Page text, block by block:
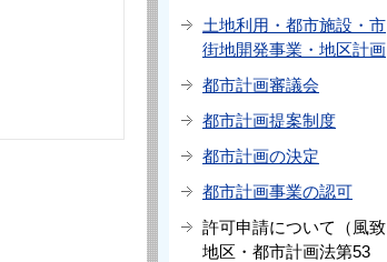
土地利用・都市施設・市
街地開発事業・地区計画
都市計画審議会
都市計画提案制度
都市計画の決定
都市計画事業の認可
許可申請について（風致
地区・都市計画法第53